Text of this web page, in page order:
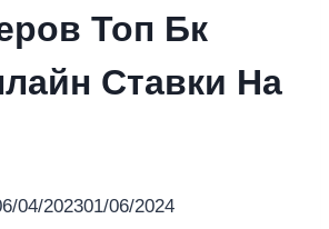
Топ Бк
Ставки На
04/202301/06/2024